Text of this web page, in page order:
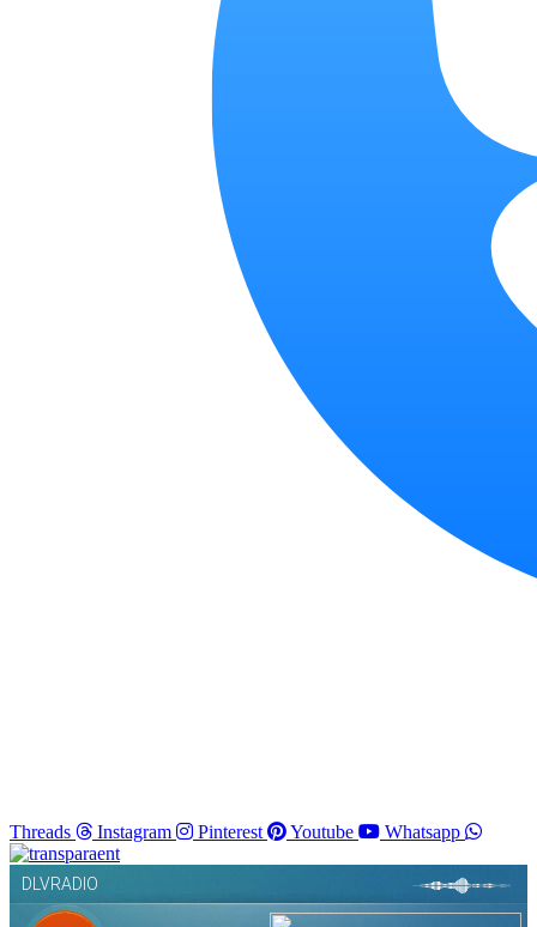
Threads Instagram Pinterest Youtube Whatsapp